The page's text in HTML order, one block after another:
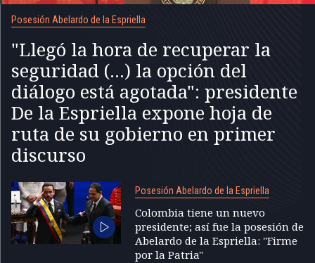
Posesión Abelardo de la Espriella
"Llegó la hora de recuperar la
seguridad (...) la opción del
diálogo está agotada": presidente
De la Espriella expone hoja de
ruta de su gobierno en primer
discurso
Posesión Abelardo de la Espriella
Colombia tiene un nuevo
presidente; así fue la posesión de
Abelardo de la Espriella: "Firme
por la Patria"